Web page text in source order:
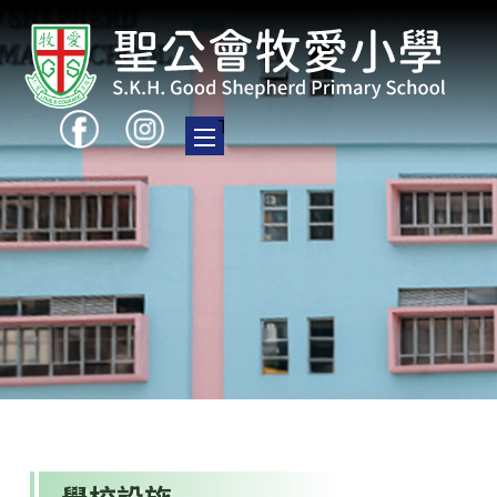
Toggle main menu visibility